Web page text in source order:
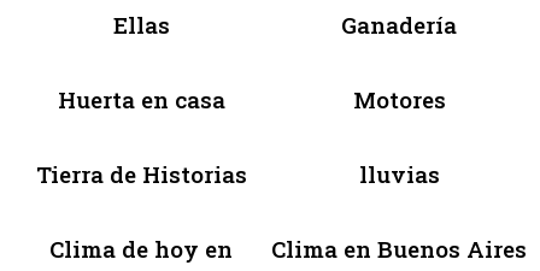
Ellas Ganadería
Huerta en casa Motores
Tierra de Historias lluvias
Clima de hoy en
Clima en Buenos Aires